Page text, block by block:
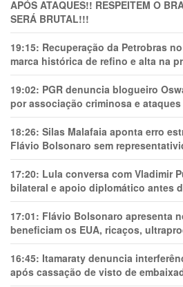
APÓS ATAQUES!! RESPEITEM O
SERÁ BRUTAL!!!
19:15: Recuperação da Petrobras
marca histórica de refino e alta na
19:02: PGR denuncia blogueiro
por associação criminosa e
18:26: Silas Malafaia aponta erro
Flávio Bolsonaro sem
17:20: Lula conversa com Vladimir
bilateral e apoio diplomático antes
17:01: Flávio Bolsonaro apresenta
beneficiam os EUA, ricaços,
16:45: Itamaraty denuncia
após cassação de visto de